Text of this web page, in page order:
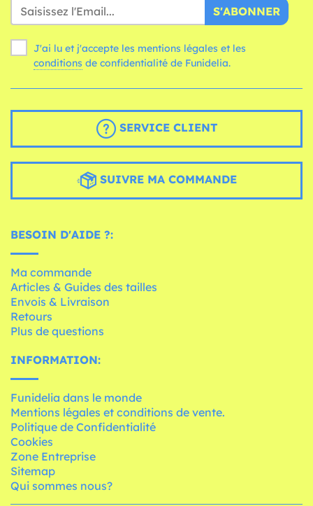
S'ABONNER
J'ai lu et j'accepte les mentions légales et les
conditions de confidentialité de Funidelia.
SERVICE CLIENT
SUIVRE MA COMMANDE
BESOIN D'AIDE ?:
Ma commande
Articles & Guides des tailles
Envois & Livraison
Retours
Plus de questions
INFORMATION:
Funidelia dans le monde
Mentions légales et conditions de vente.
Politique de Confidentialité
Cookies
Zone Entreprise
Sitemap
Qui sommes nous?